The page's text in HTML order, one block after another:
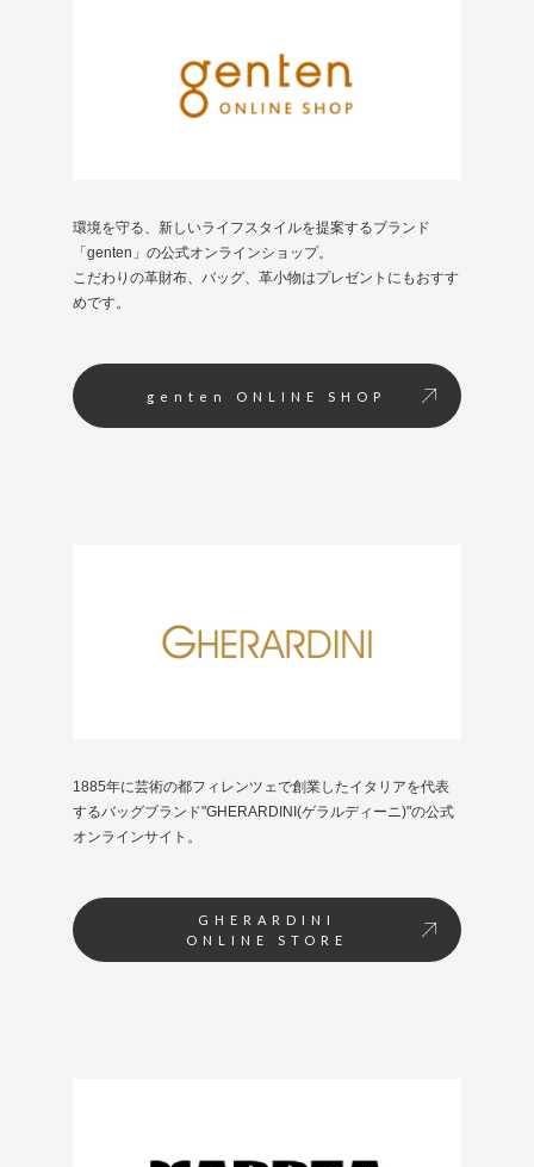
環境を守る、新しいライフスタイルを提案するブランド
「genten」の公式オンラインショップ。
こだわりの革財布、バッグ、革小物はプレゼントにもおすす
めです。
genten ONLINE SHOP
1885年に芸術の都フィレンツェで創業したイタリアを代表
するバッグブランド"GHERARDINI(ゲラルディーニ)"の公式
オンラインサイト。
GHERARDINI
ONLINE STORE